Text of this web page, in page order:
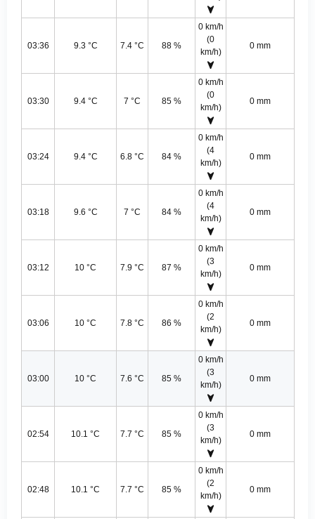
03:36 9.3 °C 7.4 °C 88 %
0 km/h
(0
km/h)
0 mm
03:30 9.4 °C 7 °C 85 %
0 km/h
(0
km/h)
0 mm
03:24 9.4 °C 6.8 °C 84 %
0 km/h
(4
km/h)
0 mm
03:18 9.6 °C 7 °C 84 %
0 km/h
(4
km/h)
0 mm
03:12 10 °C 7.9 °C 87 %
0 km/h
(3
km/h)
0 mm
03:06 10 °C 7.8 °C 86 %
0 km/h
(2
km/h)
0 mm
03:00 10 °C 7.6 °C 85 %
0 km/h
(3
km/h)
0 mm
02:54 10.1 °C 7.7 °C 85 %
0 km/h
(3
km/h)
0 mm
02:48 10.1 °C 7.7 °C 85 %
0 km/h
(2
km/h)
0 mm